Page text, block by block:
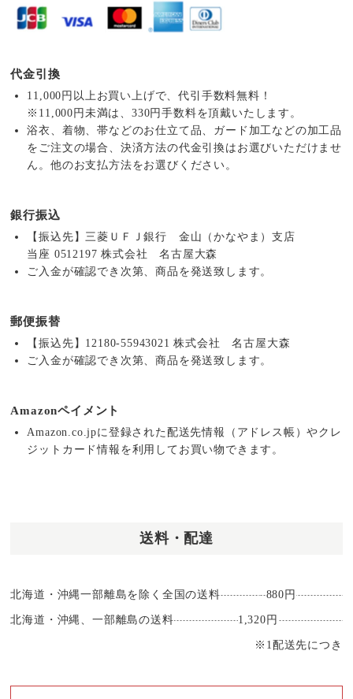
代金引換
11,000円以上お買い上げで、代引手数料無料！
※11,000円未満は、330円手数料を頂戴いたします。
浴衣、着物、帯などのお仕立て品、ガード加工などの加工品
をご注文の場合、決済方法の代金引換はお選びいただけませ
ん。他のお支払方法をお選びください。
銀行振込
【振込先】三菱ＵＦＪ銀行 金山（かなやま）支店
当座 0512197 株式会社 名古屋大森
ご入金が確認でき次第、商品を発送致します。
郵便振替
【振込先】12180-55943021 株式会社 名古屋大森
ご入金が確認でき次第、商品を発送致します。
Amazonペイメント
Amazon.co.jpに登録された配送先情報（アドレス帳）やクレ
ジットカード情報を利用してお買い物できます。
送料・配達
北海道・沖縄一部離島を除く全国の送料 880円
北海道・沖縄、一部離島の送料 1,320円
※1配送先につき